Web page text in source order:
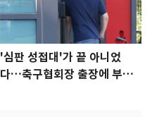
'심판 성접대'가 끝 아니었
다…축구협회장 출장에 부인